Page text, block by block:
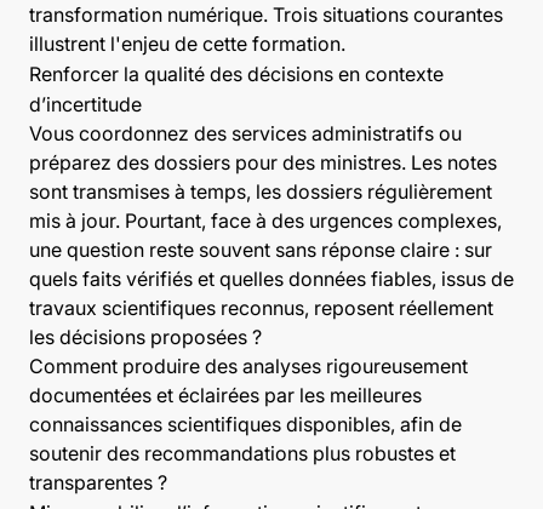
transformation numérique. Trois situations courantes
illustrent l'enjeu de cette formation.
Renforcer la qualité des décisions en contexte
d’incertitude
Vous coordonnez des services administratifs ou
préparez des dossiers pour des ministres. Les notes
sont transmises à temps, les dossiers régulièrement
mis à jour. Pourtant, face à des urgences complexes,
une question reste souvent sans réponse claire : sur
quels faits vérifiés et quelles données fiables, issus de
travaux scientifiques reconnus, reposent réellement
les décisions proposées ?
Comment produire des analyses rigoureusement
documentées et éclairées par les meilleures
connaissances scientifiques disponibles, afin de
soutenir des recommandations plus robustes et
transparentes ?